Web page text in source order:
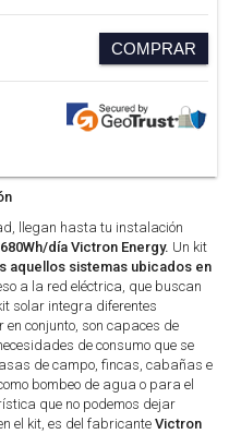
COMPRAR
llegan hasta tu instalación
día Victron Energy. Un kit
aquellos sistemas ubicados en
a la red eléctrica, que buscan
solar integra diferentes
conjunto, son capaces de
de consumo que se
de campo, fincas, cabañas e
bombeo de agua o para el
que no podemos dejar
el kit, es del fabricanteVictron